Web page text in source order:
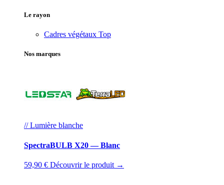
Le rayon
Cadres végétaux Top
Nos marques
// Lumière blanche
SpectraBULB X20 — Blanc
59,90 € Découvrir le produit →